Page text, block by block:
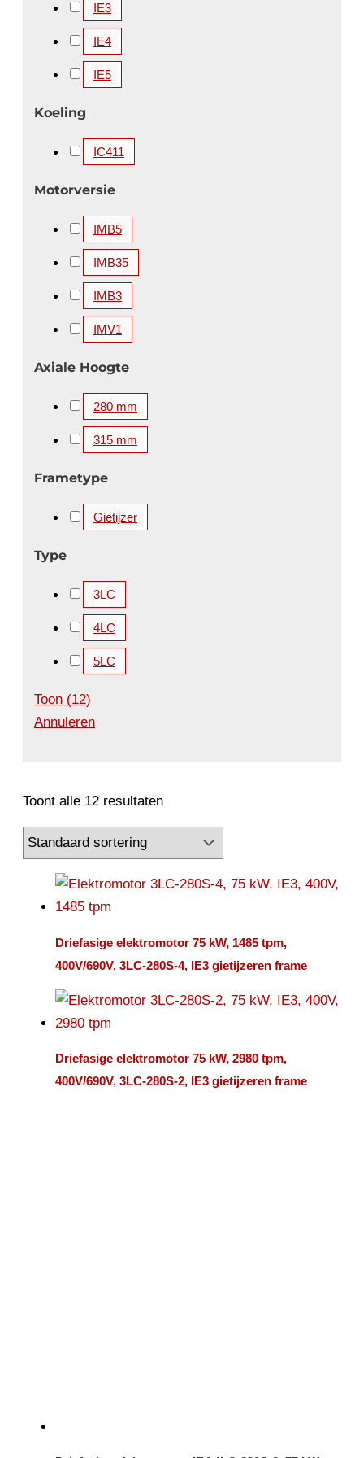
3500 kW
3550 kW
4000 kW
4850 kW
IE3
IE4
IE5
Koeling
IC411
Motorversie
IMB5
IMB35
IMB3
IMV1
Axiale Hoogte
280 mm
315 mm
Frametype
Gietijzer
Type
3LC
4LC
5LC
Toon (12)
Annuleren
Toont alle 12 resultaten
Driefasige elektromotor 75 kW, 1485 tpm,
400V/690V, 3LC-280S-4, IE3 gietijzeren frame
Driefasige elektromotor 75 kW, 2980 tpm,
400V/690V, 3LC-280S-2, IE3 gietijzeren frame